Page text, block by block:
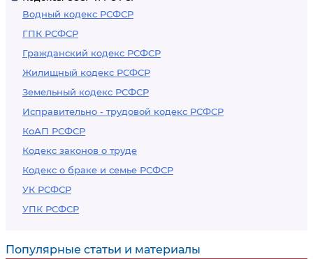
Водный кодекс РСФСР
ГПК РСФСР
Гражданский кодекс РСФСР
Жилищный кодекс РСФСР
Земельный кодекс РСФСР
Исправительно - трудовой кодекс РСФСР
КоАП РСФСР
Кодекс законов о труде
Кодекс о браке и семье РСФСР
УК РСФСР
УПК РСФСР
Популярные статьи и материалы